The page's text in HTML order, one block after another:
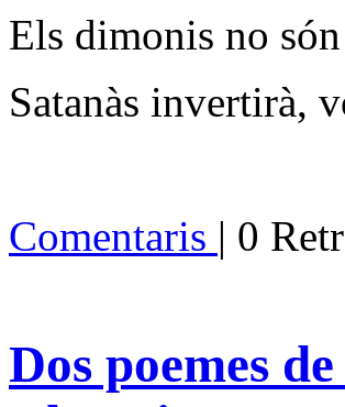
Els dimonis no
Satanàs invertirà,
Comentaris | 0
Dos poemes